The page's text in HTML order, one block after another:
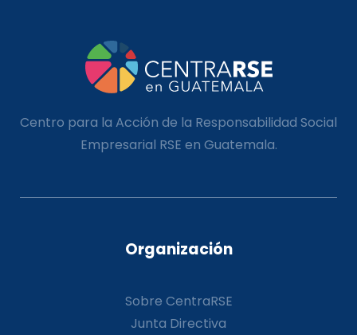
Centro para la Acción de la Responsabilidad Social
Empresarial RSE en Guatemala.
Organización
Sobre CentraRSE
Junta Directiva